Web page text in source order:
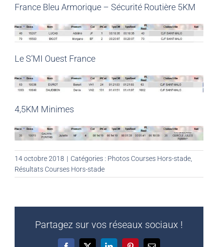
France Bleu Armorique – Sécurité Routière 5KM
Le S’MI Ouest France
4,5KM Minimes
14 octobre 2018 | Catégories : Photos Courses Hors-stade,
Résultats Courses Hors-stade
Partagez sur vos réseaux sociaux !